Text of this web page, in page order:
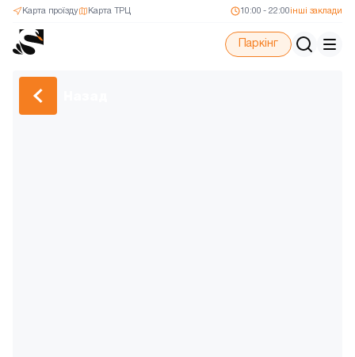
Карта ТРЦ
Карта проїзду 10:00 - 22:00 інші заклади
Паркінг